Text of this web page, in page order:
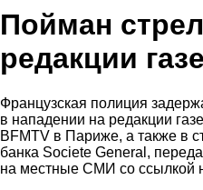
Пойман
редакции
Французская полиция
в нападении на редакции
BFMTV в Париже, а также в
банка Societe General,
на местные СМИ со ссылкой